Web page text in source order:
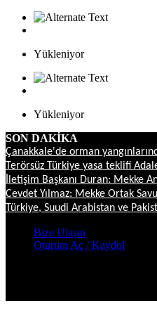
Yükleniyor
Yükleniyor
SON DAKİKA
Çanakkale'de orman
Terörsüz Türkiye yasa teklifi
İletişim Başkanı Duran: Mekke
Cevdet Yılmaz: Mekke Ortak
Türkiye, Suudi Arabistan ve
Bize Ulaşın
Oturum Aç / Kaydol